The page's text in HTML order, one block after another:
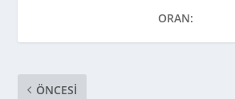
ORAN:
ÖNCESI